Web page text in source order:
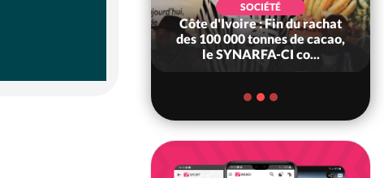
SOCIÉTÉ
Côte d'Ivoire : Fin du rachat
des 100 000 tonnes de cacao,
le SYNARFA-CI co...